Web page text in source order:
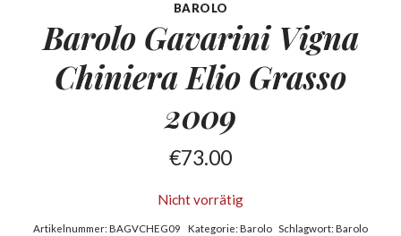
BAROLO
Barolo Gavarini Vigna
ChinieraElio Grasso
2009
€73.00
Nicht vorrätig
Artikelnummer: BAGVCHEG09 Kategorie: Barolo Schlagwort: Barolo